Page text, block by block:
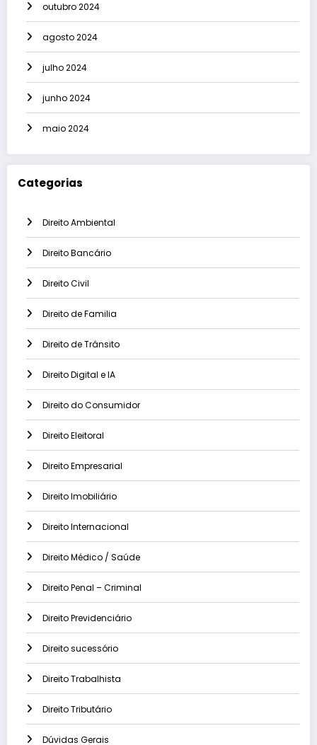
outubro 2024
agosto 2024
julho 2024
junho 2024
maio 2024
Categorias
Direito Ambiental
Direito Bancário
Direito Civil
Direito de Familia
Direito de Trânsito
Direito Digital e IA
Direito do Consumidor
Direito Eleitoral
Direito Empresarial
Direito Imobiliário
Direito Internacional
Direito Médico / Saúde
Direito Penal – Criminal
Direito Previdenciário
Direito sucessório
Direito Trabalhista
Direito Tributário
Dúvidas Gerais